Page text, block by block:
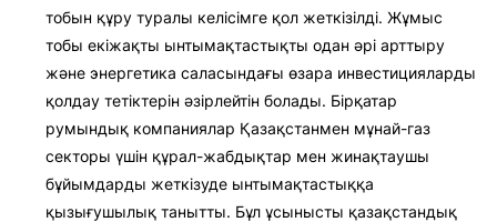
тобын құру туралы келісімге қол жеткізілді. Жұмыс
тобы екіжақты ынтымақтастықты одан әрі арттыру
және энергетика саласындағы өзара инвестицияларды
қолдау тетіктерін әзірлейтін болады. Бірқатар
румындық компаниялар Қазақстанмен мұнай-газ
секторы үшін құрал-жабдықтар мен жинақтаушы
бұйымдарды жеткізуде ынтымақтастыққа
қызығушылық танытты. Бұл ұсынысты қазақстандық